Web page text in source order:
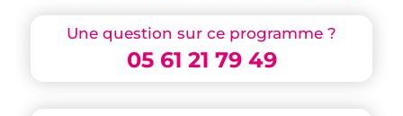
Une question sur ce programme ?
05 61 21 79 49